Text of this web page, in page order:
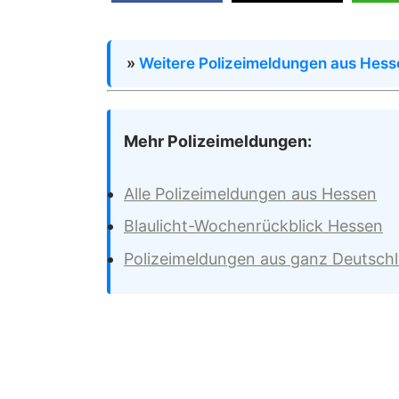
» Weitere Polizeimeldungen aus
Mehr Polizeimeldungen:
Alle Polizeimeldungen aus Hessen
Blaulicht-Wochenrückblick Hessen
Polizeimeldungen aus ganz